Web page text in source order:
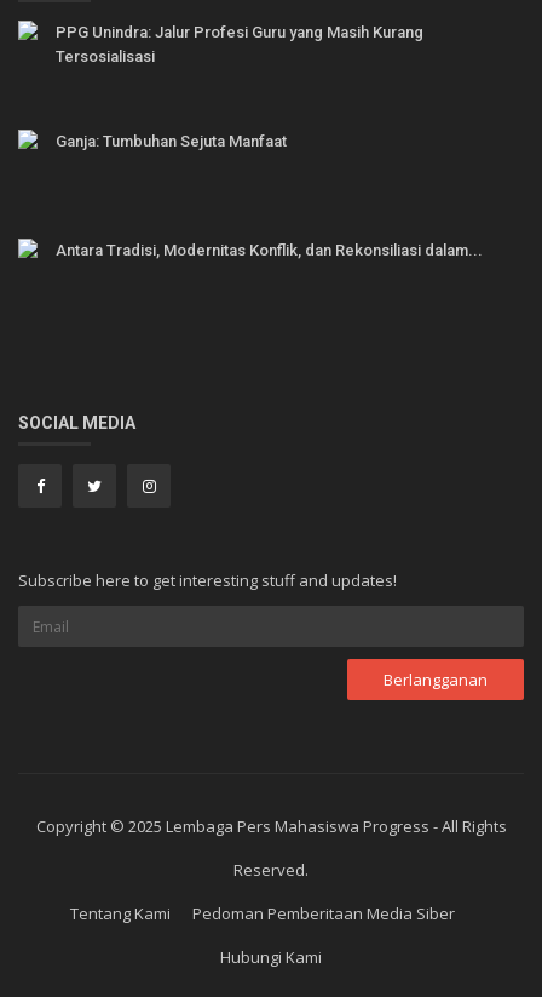
PPG Unindra: Jalur Profesi Guru yang Masih Kurang
Tersosialisasi
Ganja: Tumbuhan Sejuta Manfaat
Antara Tradisi, Modernitas Konflik, dan Rekonsiliasi dalam...
SOCIAL MEDIA
Subscribe here to get interesting stuff and updates!
Copyright © 2025 Lembaga Pers Mahasiswa Progress - All Rights
Reserved.
Tentang Kami
Pedoman Pemberitaan Media Siber
Hubungi Kami